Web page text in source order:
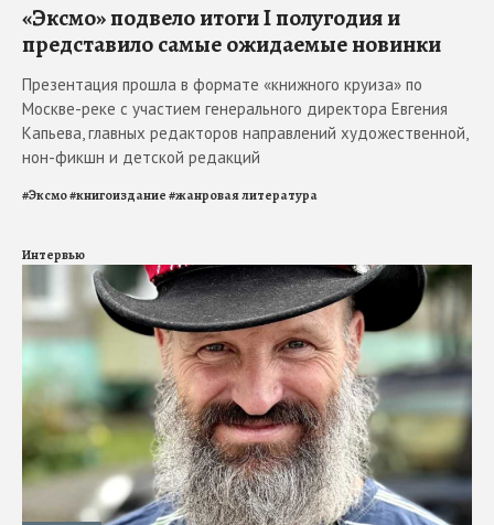
«Эксмо» подвело итоги I полугодия и
представило самые ожидаемые новинки
Презентация прошла в формате «книжного круиза» по
Москве-реке с участием генерального директора Евгения
Капьева, главных редакторов направлений художественной,
нон-фикшн и детской редакций
#Эксмо#книгоиздание#жанровая литература
Интервью